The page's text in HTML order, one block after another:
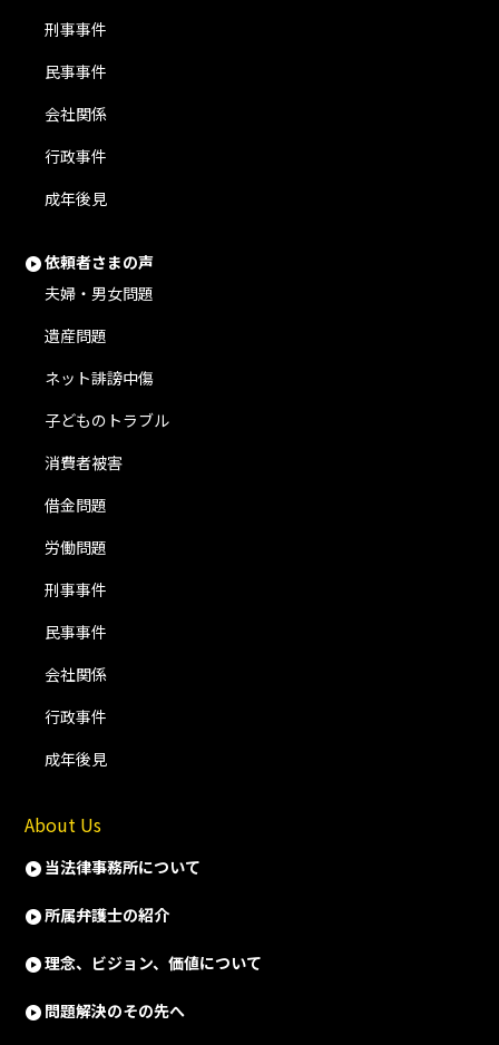
刑事事件
民事事件
会社関係
行政事件
成年後見
依頼者さまの声
夫婦・男女問題
遺産問題
ネット誹謗中傷
子どものトラブル
消費者被害
借金問題
労働問題
刑事事件
民事事件
会社関係
行政事件
成年後見
About Us
当法律事務所について
所属弁護士の紹介
理念、ビジョン、価値について
問題解決のその先へ